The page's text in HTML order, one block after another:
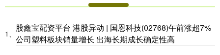
1、
股鑫宝配资平台 港股异动 | 国恩科技(02768)午前涨超7%
公司塑料板块销量增长 出海长期成长确定性高